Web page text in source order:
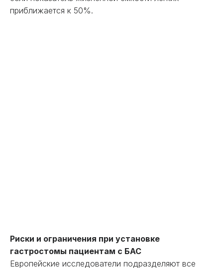
приближается к 50%.
Риски и ограничения при установке
гастростомы пациентам с БАС
Европейские исследователи подразделяют все